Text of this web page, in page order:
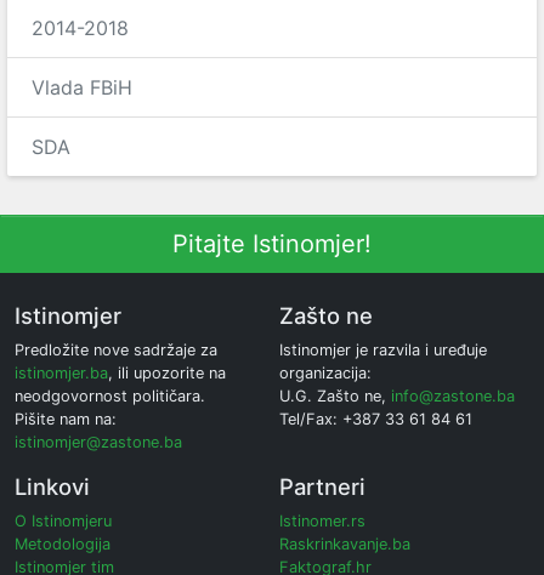
2014-2018
Vlada FBiH
SDA
Pitajte Istinomjer!
Istinomjer
Predložite nove sadržaje za
istinomjer.ba, ili upozorite na
neodgovornost političara.
Pišite nam na:
istinomjer@zastone.ba
Zašto ne
Istinomjer je razvila i uređuje
organizacija:
U.G. Zašto ne, info@zastone.ba
Tel/Fax: +387 33 61 84 61
Linkovi
O Istinomjeru
Metodologija
Istinomjer tim
Partneri
Istinomer.rs
Raskrinkavanje.ba
Faktograf.hr